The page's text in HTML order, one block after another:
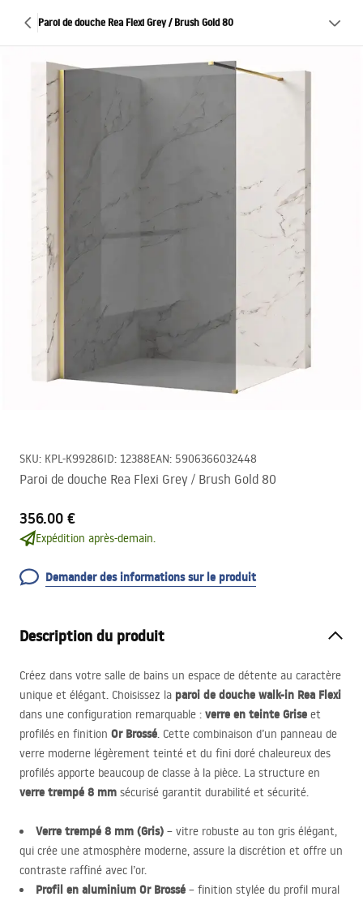
Paroi de douche Rea Flexi Grey / Brush Gold 80
SKU: KPL-K99286ID: 12388EAN: 5906366032448
Paroi de douche Rea Flexi Grey / Brush Gold 80
356.00 €
Expédition après-demain.
Demander des informations sur le produit
Description du produit
Créez dans votre salle de bains un espace de détente au caractère
unique et élégant. Choisissez la paroi de douche walk-in Rea Flexi
dans une configuration remarquable : verre en teinte Grise et
profilés en finition Or Brossé. Cette combinaison d’un panneau de
verre moderne légèrement teinté et du fini doré chaleureux des
profilés apporte beaucoup de classe à la pièce. La structure en
verre trempé 8 mm sécurisé garantit durabilité et sécurité.
Verre trempé 8 mm (Gris) – vitre robuste au ton gris élégant,
qui crée une atmosphère moderne, assure la discrétion et offre un
contraste raffiné avec l’or.
Profil en aluminium Or Brossé – finition stylée du profil mural